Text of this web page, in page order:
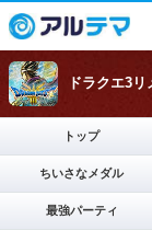
ドラクエ3
トップ
ちいさなメダル
最強パーティ